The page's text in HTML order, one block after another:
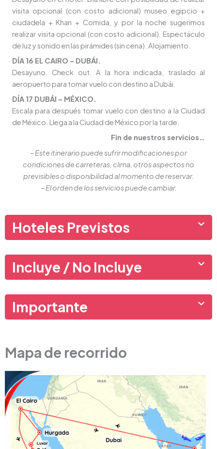
visita opcional (con costo adicional) museo egipcio +
ciudadela + Khan + Comida, y por la noche sugerimos
realizar visita opcional (con costo adicional). Espectáculo
de luz y sonido en las pirámides (sin cena). Alojamiento.
DÍA 16 EL CAIRO – DUBÁI.
Desayuno. Check out. A la hora indicada, traslado al
aeropuerto para tomar vuelo con destino a Dubái.
DÍA 17 DUBÁI – MÉXICO.
Escala para después tomar vuelo con destino a la Ciudad
de México. Llega a la Ciudad de México por la tarde.
Fin de nuestros servicios…
– Este itinerario puede sufrir modificaciones por
condiciones de carreteras, clima, otros aspectos no
previsibles o disponibilidad al momento de reservar.
– El orden de los servicios puede cambiar.
Hoteles Previstos
Incluye / No Incluye
Importante
Mapa de recorrido